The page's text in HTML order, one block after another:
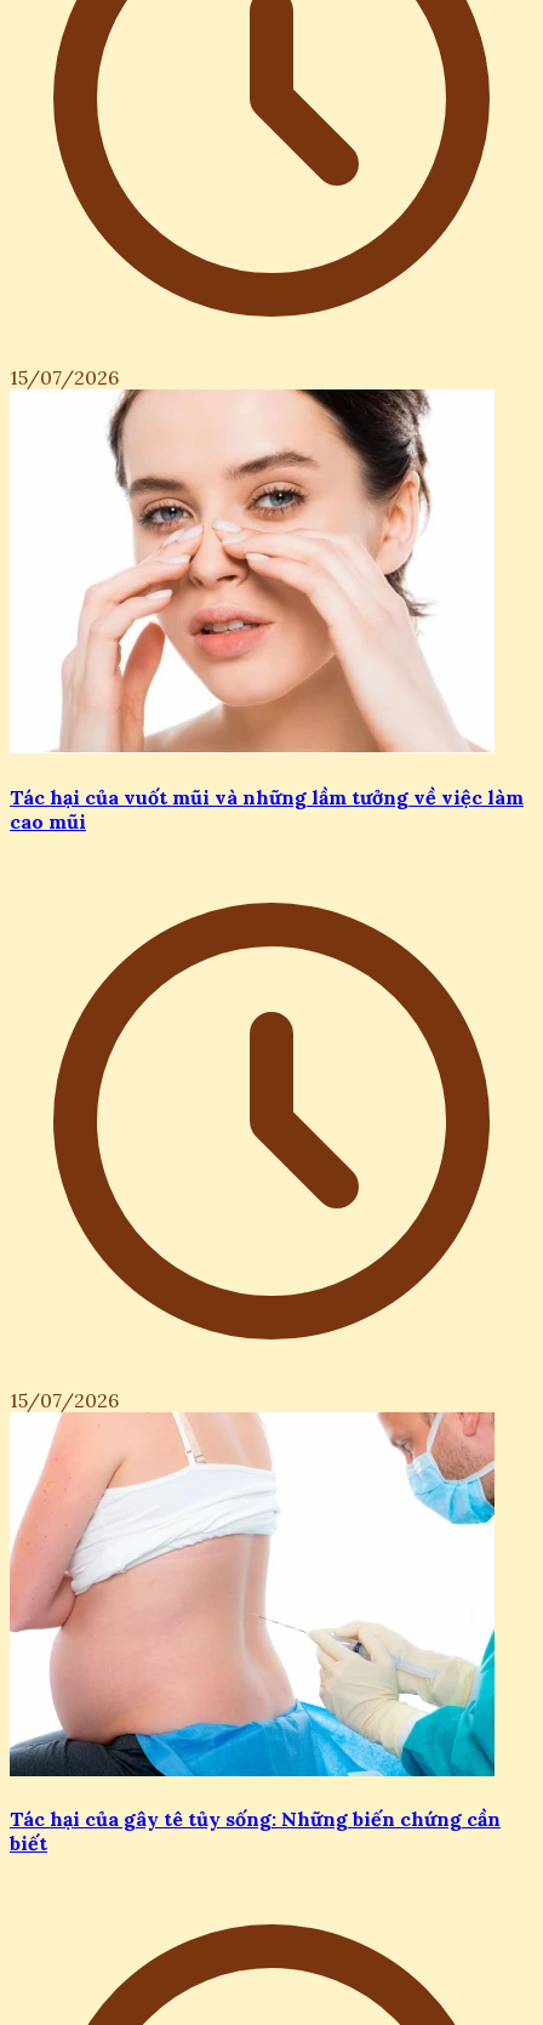
15/07/2026
Tác hại của vuốt mũi và những lầm tưởng về việc làm
cao mũi
15/07/2026
Tác hại của gây tê tủy sống: Những biến chứng cần
biết